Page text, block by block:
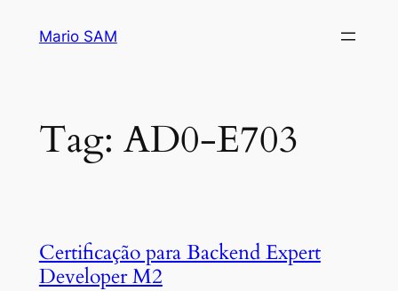
Mario SAM
Tag: AD0-E703
Certificação para Backend Expert
Developer M2